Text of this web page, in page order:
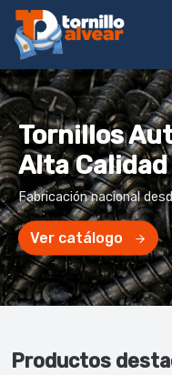
Tornillos
Alta Calidad
Fabricación nacional
Ver catálogo
Productos